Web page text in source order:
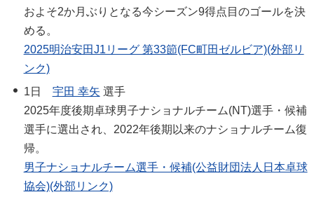
およそ2か月ぶりとなる今シーズン9得点目のゴールを決
める。
2025明治安田J1リーグ 第33節(FC町田ゼルビア)(外部リ
ンク)
1日 宇田 幸矢 選手
2025年度後期卓球男子ナショナルチーム(NT)選手・候補
選手に選出され、2022年後期以来のナショナルチーム復
帰。
男子ナショナルチーム選手・候補(公益財団法人日本卓球
協会)(外部リンク)